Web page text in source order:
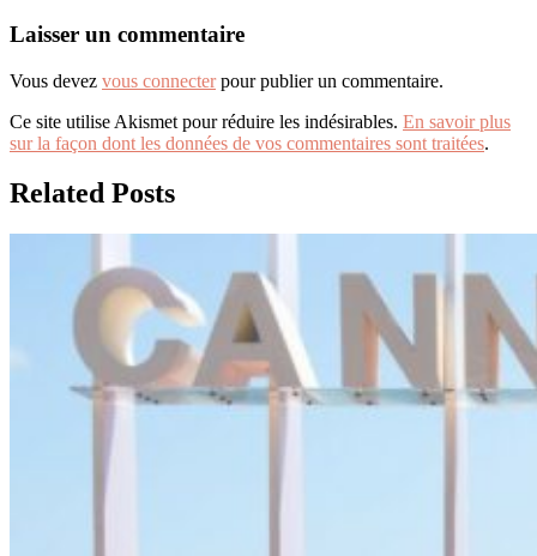
Laisser un commentaire
Vous devez vous connecterpour publier un commentaire.
Ce site utilise Akismet pour réduire les indésirables. En savoir plus
sur la façon dont les données de vos commentaires sont traitées.
Related Posts